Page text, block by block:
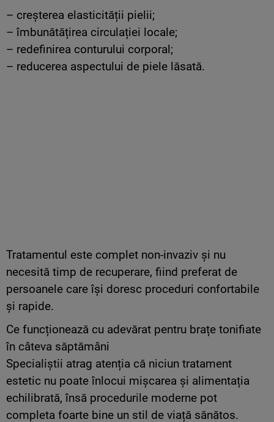
– creșterea elasticității pielii;
– îmbunătățirea circulației locale;
– redefinirea conturului corporal;
– reducerea aspectului de piele lăsată.
Tratamentul este complet non-invaziv și nu
necesită timp de recuperare, fiind preferat de
persoanele care își doresc proceduri confortabile
și rapide.
Ce funcționează cu adevărat pentru brațe tonifiate
în câteva săptămâni
Specialiștii atrag atenția că niciun tratament
estetic nu poate înlocui mișcarea și alimentația
echilibrată, însă procedurile moderne pot
completa foarte bine un stil de viață sănătos.